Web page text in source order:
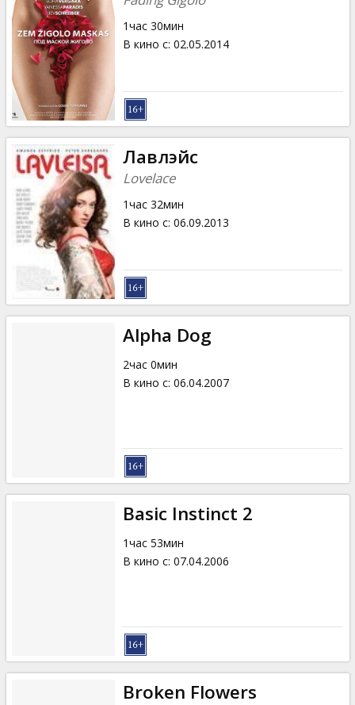
1час 30мин
В кино с: 02.05.2014
Лавлэйс
Lovelace
1час 32мин
В кино с: 06.09.2013
Alpha Dog
2час 0мин
В кино с: 06.04.2007
Basic Instinct 2
1час 53мин
В кино с: 07.04.2006
Broken Flowers